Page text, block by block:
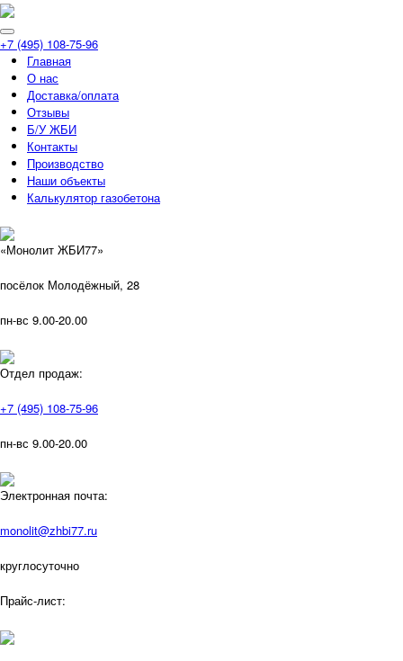
+7 (495) 108-75-96
Главная
О нас
Доставка/оплата
Отзывы
Б/У ЖБИ
Контакты
Производство
Наши объекты
Калькулятор газобетона
«Монолит ЖБИ77»
посёлок Молодёжный, 28
пн-вс 9.00-20.00
Отдел продаж:
+7 (495) 108-75-96
пн-вс 9.00-20.00
Электронная почта:
monolit@zhbi77.ru
круглосуточно
Прайс-лист: